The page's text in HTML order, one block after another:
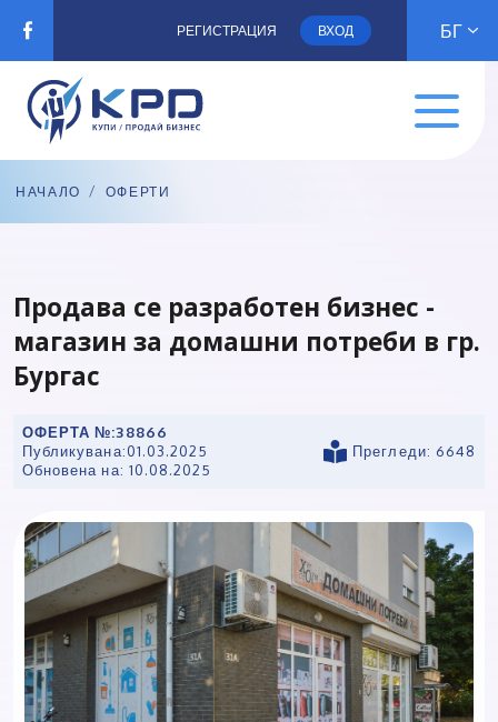
РЕГИСТРАЦИЯ ВХОД БГ
НАЧАЛО / ОФЕРТИ
Продава се разработен бизнес -
магазин за домашни потреби в гр.
Бургас
ОФЕРТА №:38866
Публикувана:01.03.2025
Обновена на: 10.08.2025
Прегледи: 6648